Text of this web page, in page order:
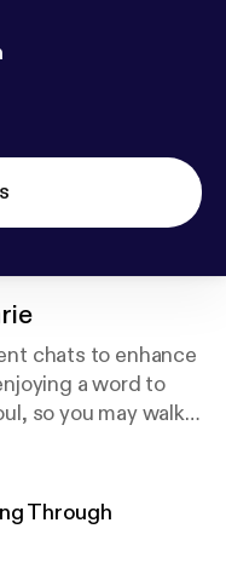
chats to enhance
a word to
so you may walk
where you
Through